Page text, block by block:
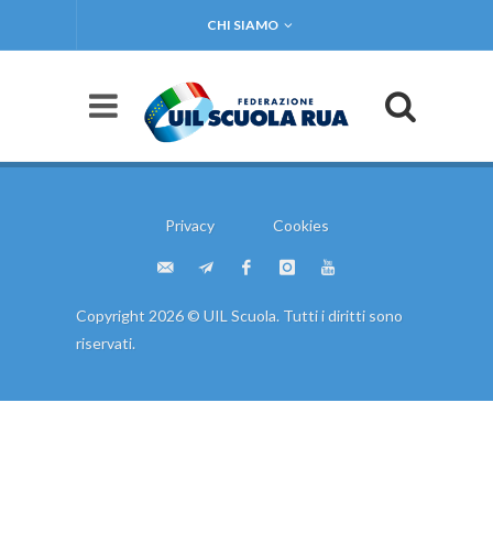
CHI SIAMO
Privacy Cookies
Copyright 2026 © UIL Scuola. Tutti i diritti sono
riservati.